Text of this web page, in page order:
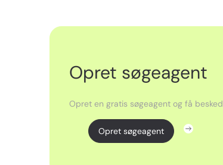
Opret søgeagent
Opret en gratis søgeagent og få
Opret søgeagent